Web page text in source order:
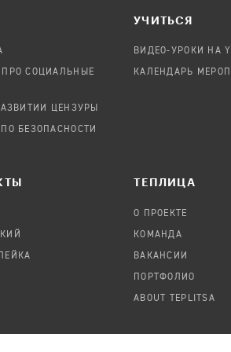
СОЦИАЛЬНЫЕ
ЦЕНЗУРЫ
ПО БЕЗОПАСНОСТИ
УЧИТЬСЯ
ВИДЕО-УРОКИ НА
КАЛЕНДАРЬ
TЕПЛИЦА
О ПРОЕКТЕ
КОМАНДА
ВАКАНСИИ
ПОРТФОЛИО
ABOUT TEPLITSA